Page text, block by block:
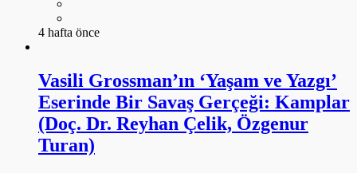
4 hafta önce
Vasili Grossman’ın ‘Yaşam ve Yazgı’
Eserinde Bir Savaş Gerçeği: Kamplar
(Doç. Dr. Reyhan Çelik, Özgenur
Turan)